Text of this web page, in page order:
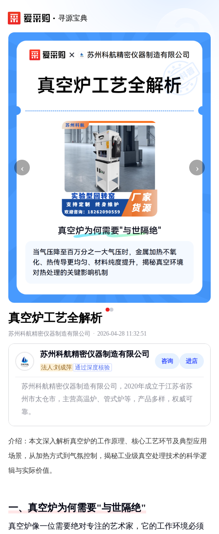
寻源宝典
‹ ›
真空炉工艺全解析
苏州科航精密仪器制造有限公司 · 2026-04-28 11:32:51
苏州科航精密仪器制造有限公司
法人:刘成萍 通过深度核验
咨询 进店
苏州科航精密仪器制造有限公司，2020年成立于江苏省苏
州市太仓市，主营高温炉、管式炉等，产品多样，权威可
靠。
介绍： 本文深入解析真空炉的工作原理、核心工艺环节及典型应用
场景，从加热方式到气氛控制，揭秘工业级真空处理技术的科学逻
辑与实际价值。
一、真空炉为何需要"与世隔绝"
真空炉像一位需要绝对专注的艺术家，它的工作环境必须